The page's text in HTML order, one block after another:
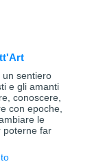
un sentiero
e gli amanti
conoscere,
con epoche,
le
poterne far